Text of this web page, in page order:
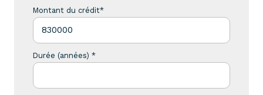
Montant du crédit*
Durée (années) *